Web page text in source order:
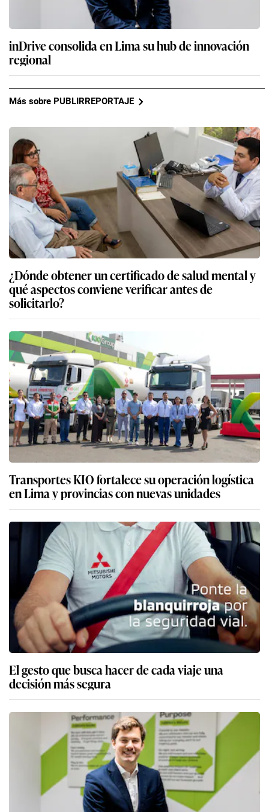
inDrive consolida en Lima su hub de innovación
regional
Más sobre PUBLIRREPORTAJE
¿Dónde obtener un certificado de salud mental y
qué aspectos conviene verificar antes de
solicitarlo?
Transportes KIO fortalece su operación logística
en Lima y provincias con nuevas unidades
El gesto que busca hacer de cada viaje una
decisión más segura